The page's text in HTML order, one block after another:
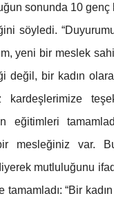
sonunda 10 genç
söyledi.
yeni bir meslek
değil, bir kadın
kardeşlerimize
eğitimleri
bir mesleğiniz var.
mutluluğunu
tamamladı: “Bir